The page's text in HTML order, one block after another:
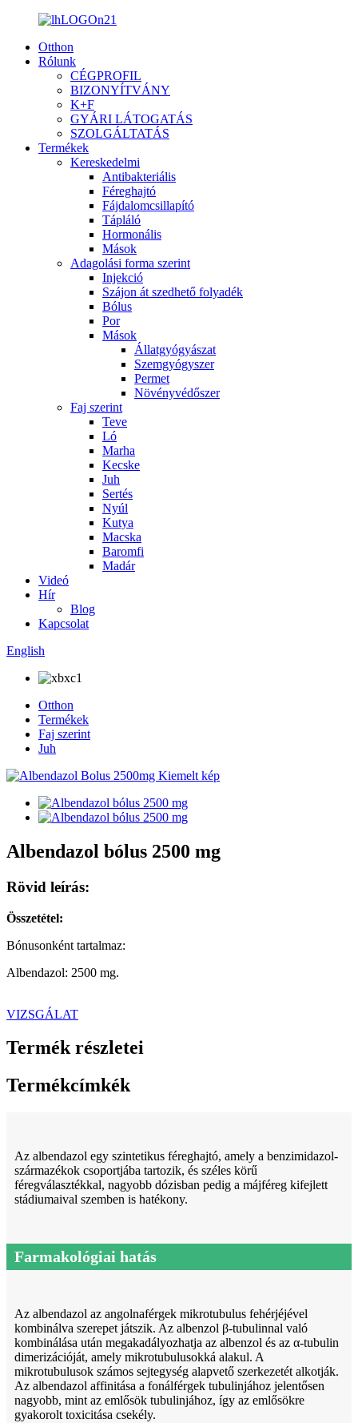
Otthon
Rólunk
CÉGPROFIL
BIZONYÍTVÁNY
K+F
GYÁRI LÁTOGATÁS
SZOLGÁLTATÁS
Termékek
Kereskedelmi
Antibakteriális
Féreghajtó
Fájdalomcsillapító
Tápláló
Hormonális
Mások
Adagolási forma szerint
Injekció
Szájon át szedhető folyadék
Bólus
Por
Mások
Állatgyógyászat
Szemgyógyszer
Permet
Növényvédőszer
Faj szerint
Teve
Ló
Marha
Kecske
Juh
Sertés
Nyúl
Kutya
Macska
Baromfi
Madár
Videó
Hír
Blog
Kapcsolat
English
Otthon
Termékek
Faj szerint
Juh
Albendazol bólus 2500 mg
Rövid leírás:
Összetétel:
Bónusonként tartalmaz:
Albendazol: 2500 mg.
VIZSGÁLAT
Termék részletei
Termékcímkék
Az albendazol egy szintetikus féreghajtó, amely a benzimidazol-
származékok csoportjába tartozik, és széles körű
féregválasztékkal, nagyobb dózisban pedig a májféreg kifejlett
stádiumaival szemben is hatékony.
Farmakológiai hatás
Az albendazol az angolnaférgek mikrotubulus fehérjéjével
kombinálva szerepet játszik. Az albenzol β-tubulinnal való
kombinálása után megakadályozhatja az albenzol és az α-tubulin
dimerizációját, amely mikrotubulusokká alakul. A
mikrotubulusok számos sejtegység alapvető szerkezetét alkotják.
Az albendazol affinitása a fonálférgek tubulinjához jelentősen
nagyobb, mint az emlősök tubulinjához, így az emlősökre
gyakorolt ​​toxicitása csekély.